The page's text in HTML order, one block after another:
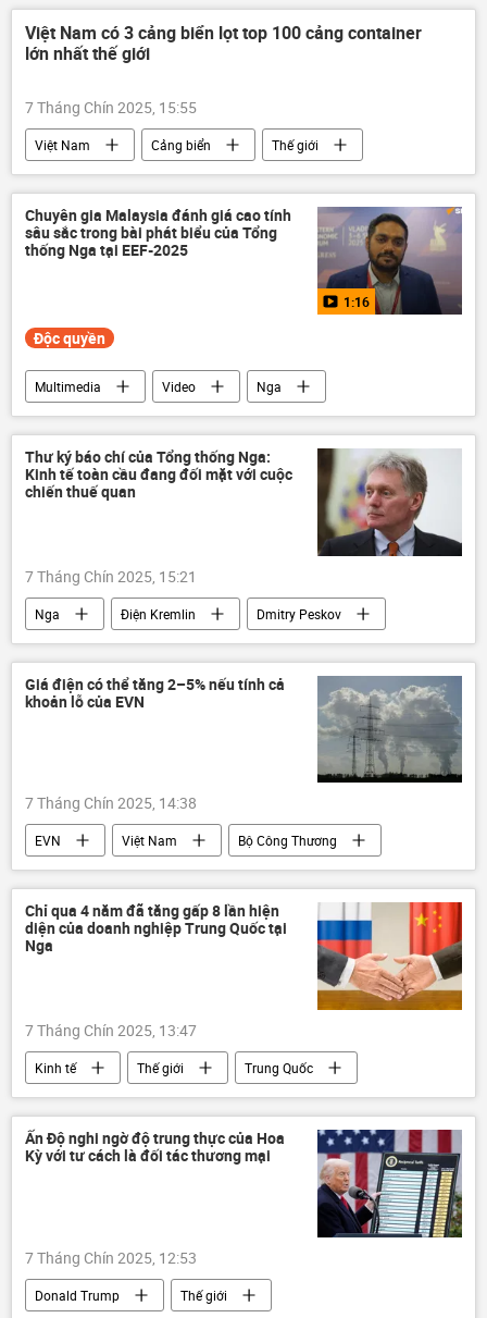
Nga
Thế giới
Quân sự
NATO
mìn
Việt Nam có 3 cảng biển lọt top 100 cảng container
lớn nhất thế giới
7 Tháng Chín 2025, 15:55
Việt Nam Cảng biển
Thế giới
Kinh tế
logistics
container
Thành phố Hồ Chí Minh
Hải Phòng
Bà Rịa-Vũng Tàu
Chuyên gia Malaysia đánh giá cao tính
sâu sắc trong bài phát biểu của Tổng
thống Nga tại EEF-2025
1:16
Độc quyền
Multimedia Video
Nga
Vladivostok
Diễn đàn Kinh tế phương Đông 2025
Vladimir Putin
Thư ký báo chí của Tổng thống Nga:
Kinh tế toàn cầu đang đối mặt với cuộc
chiến thuế quan
7 Tháng Chín 2025, 15:21
Nga Điện Kremlin
Dmitry Peskov
Chính trị
Kinh tế
Thế giới
thuế
Diễn đàn Kinh tế phương Đông 2025
Giá điện có thể tăng 2–5% nếu tính cả
khoản lỗ của EVN
7 Tháng Chín 2025, 14:38
EVN Việt Nam
Bộ Công Thương
điện
nhà máy điện Kinh tế
Chỉ qua 4 năm đã tăng gấp 8 lần hiện
diện của doanh nghiệp Trung Quốc tại
Nga
7 Tháng Chín 2025, 13:47
Kinh tế Thế giới
Trung Quốc
Nga
Chính trị
Hoa Kỳ
doanh nghiệp
Kinh doanh
Ấn Độ nghi ngờ độ trung thực của Hoa
Kỳ với tư cách là đối tác thương mại
7 Tháng Chín 2025, 12:53
Donald Trump
Thế giới